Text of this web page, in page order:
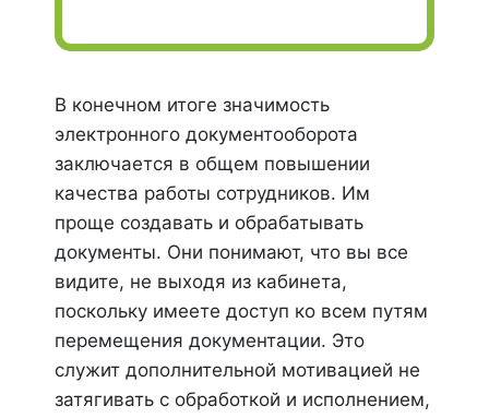
В конечном итоге значимость
электронного документооборота
заключается в общем повышении
качества работы сотрудников. Им
проще создавать и обрабатывать
документы. Они понимают, что вы все
видите, не выходя из кабинета,
поскольку имеете доступ ко всем путям
перемещения документации. Это
служит дополнительной мотивацией не
затягивать с обработкой и исполнением,